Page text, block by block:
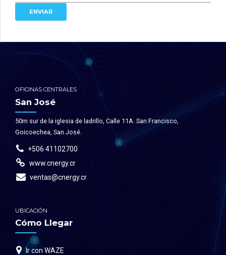
OFICINAS CENTRALES
San José
50m sur de la iglesia de ladrillo, Calle 11A. San Francisco,
Goicoechea, San José.
+506 41102700
www.cnergy.cr
ventas@cnergy.cr
UBICACIÓN
Cómo Llegar
Ir con WAZE